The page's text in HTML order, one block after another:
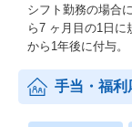
シフト勤務の場合
ら7 ヶ月目の1日
から1年後に付与。
手当・福利